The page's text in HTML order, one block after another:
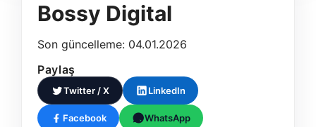
Bossy Digital
Son güncelleme: 04.01.2026
Paylaş
Twitter / X LinkedIn
Facebook WhatsApp